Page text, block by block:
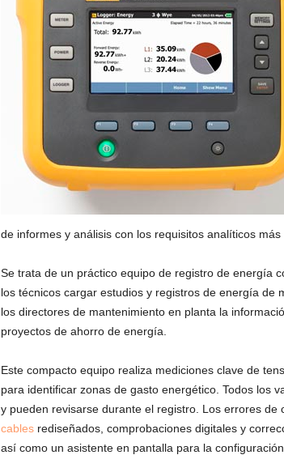
de informes y análisis con los requisitos analíticos más
Se trata de un práctico equipo de registro de energía
los técnicos cargar estudios y registros de energía de
los directores de mantenimiento en planta la
proyectos de ahorro de energía.
Este compacto equipo realiza mediciones clave de
para identificar zonas de gasto energético. Todos los
y pueden revisarse durante el registro. Los errores
cablesrediseñados, comprobaciones digitales y
así como un asistente en pantalla para la